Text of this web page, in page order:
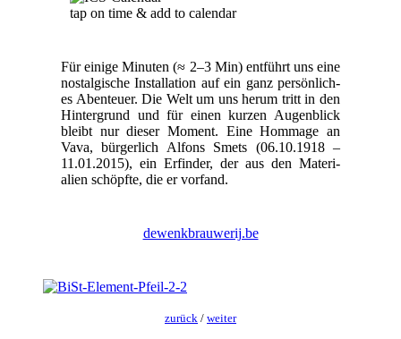
tap on time & add to cal­en­dar
Für einige Minuten (≈ 2–3 Min) ent­führt uns eine
nos­tal­gis­che Instal­la­tion auf ein ganz per­sön­lich­
es Aben­teuer. Die Welt um uns herum tritt in den
Hin­ter­grund und für einen kurzen Augen­blick
bleibt nur dieser Moment. Eine Hom­mage an
Vava, bürg­er­lich Alfons Smets (06.10.1918 –
11.01.2015), ein Erfind­er, der aus den Mate­ri­
alien schöpfte, die er vor­fand.
dewenkbrauwerij.be
zurück / weit­er